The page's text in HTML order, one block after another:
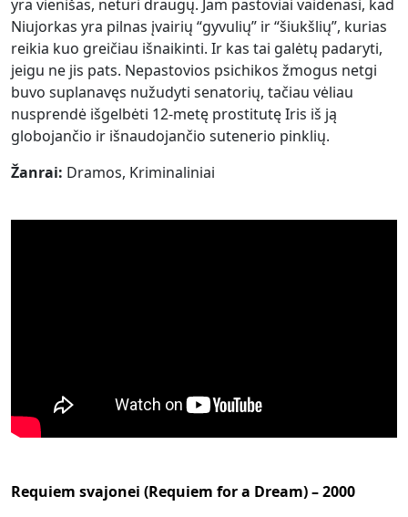
yra vienišas, neturi draugų. Jam pastoviai vaidenasi, kad
Niujorkas yra pilnas įvairių “gyvulių” ir “šiukšlių”, kurias
reikia kuo greičiau išnaikinti. Ir kas tai galėtų padaryti,
jeigu ne jis pats. Nepastovios psichikos žmogus netgi
buvo suplanavęs nužudyti senatorių, tačiau vėliau
nusprendė išgelbėti 12-metę prostitutę Iris iš ją
globojančio ir išnaudojančio sutenerio pinklių.
Žanrai: Dramos, Kriminaliniai
Requiem svajonei (Requiem for a Dream) – 2000